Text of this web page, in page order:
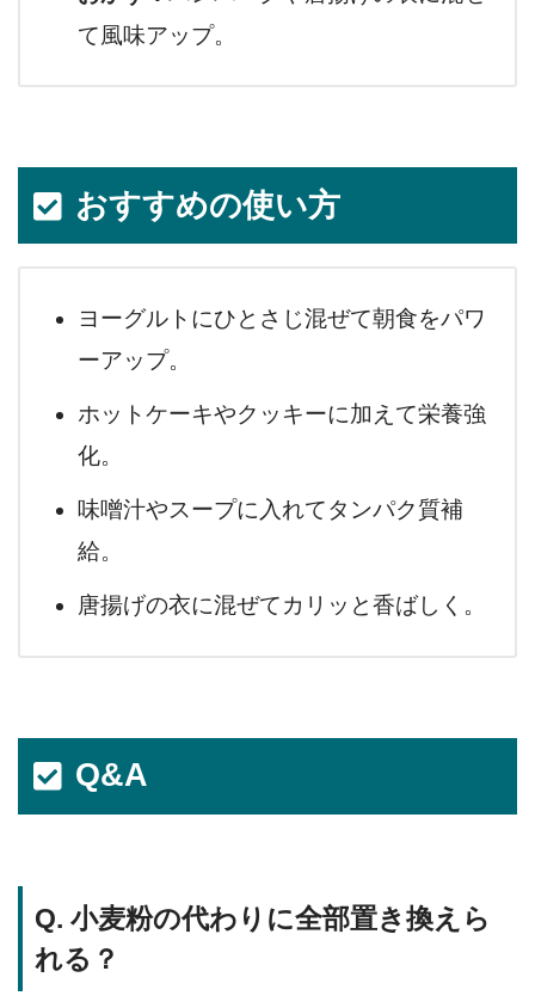
て風味アップ。
おすすめの使い方
ヨーグルトにひとさじ混ぜて朝食をパワ
ーアップ。
ホットケーキやクッキーに加えて栄養強
化。
味噌汁やスープに入れてタンパク質補
給。
唐揚げの衣に混ぜてカリッと香ばしく。
Q&A
Q. 小麦粉の代わりに全部置き換えら
れる？